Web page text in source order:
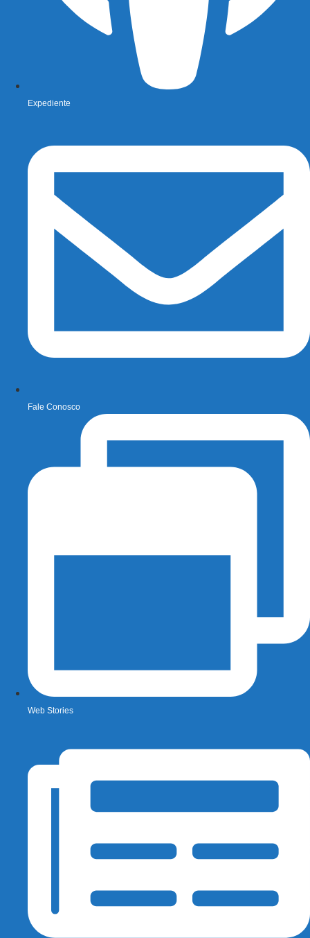
Expediente
Fale Conosco
Web Stories